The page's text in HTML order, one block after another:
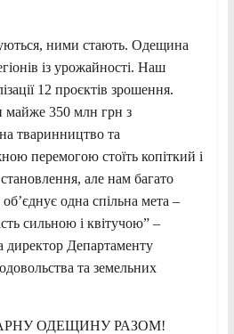
ними стають. Одещина
із урожайності. Наш
12 проєктів зрошення.
350 млн грн з
тваринництво та
перемогою стоїть копіткий і
але нам багато
одна спільна мета –
сильною і квітучою” –
директор Департаменту
та земельних
ОДЕЩИНУ РАЗОМ!